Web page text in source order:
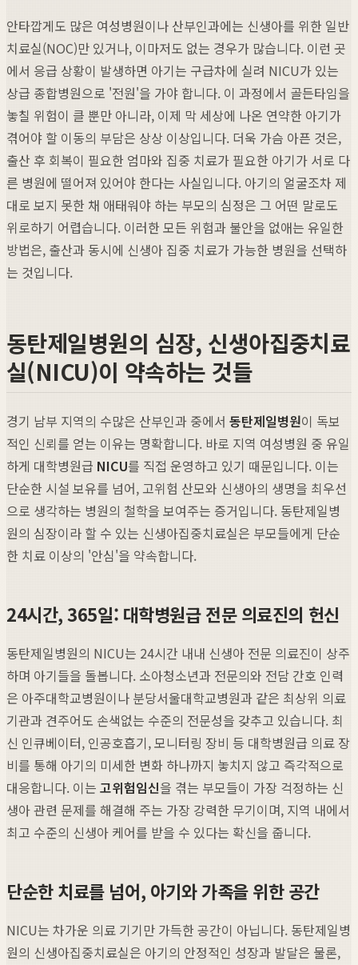
안타깝게도 많은 여성병원이나 산부인과에는 신생아를 위한 일반
치료실(NOC)만 있거나, 이마저도 없는 경우가 많습니다. 이런 곳
에서 응급 상황이 발생하면 아기는 구급차에 실려 NICU가 있는
상급 종합병원으로 '전원'을 가야 합니다. 이 과정에서 골든타임을
놓칠 위험이 클 뿐만 아니라, 이제 막 세상에 나온 연약한 아기가
겪어야 할 이동의 부담은 상상 이상입니다. 더욱 가슴 아픈 것은,
출산 후 회복이 필요한 엄마와 집중 치료가 필요한 아기가 서로 다
른 병원에 떨어져 있어야 한다는 사실입니다. 아기의 얼굴조차 제
대로 보지 못한 채 애태워야 하는 부모의 심정은 그 어떤 말로도
위로하기 어렵습니다. 이러한 모든 위험과 불안을 없애는 유일한
방법은, 출산과 동시에 신생아 집중 치료가 가능한 병원을 선택하
는 것입니다.
동탄제일병원의 심장, 신생아집중치료
실(NICU)이 약속하는 것들
경기 남부 지역의 수많은 산부인과 중에서 동탄제일병원이 독보
적인 신뢰를 얻는 이유는 명확합니다. 바로 지역 여성병원 중 유일
하게 대학병원급 NICU를 직접 운영하고 있기 때문입니다. 이는
단순한 시설 보유를 넘어, 고위험 산모와 신생아의 생명을 최우선
으로 생각하는 병원의 철학을 보여주는 증거입니다. 동탄제일병
원의 심장이라 할 수 있는 신생아집중치료실은 부모들에게 단순
한 치료 이상의 '안심'을 약속합니다.
24시간, 365일: 대학병원급 전문 의료진의 헌신
동탄제일병원의 NICU는 24시간 내내 신생아 전문 의료진이 상주
하며 아기들을 돌봅니다. 소아청소년과 전문의와 전담 간호 인력
은 아주대학교병원이나 분당서울대학교병원과 같은 최상위 의료
기관과 견주어도 손색없는 수준의 전문성을 갖추고 있습니다. 최
신 인큐베이터, 인공호흡기, 모니터링 장비 등 대학병원급 의료 장
비를 통해 아기의 미세한 변화 하나까지 놓치지 않고 즉각적으로
대응합니다. 이는 고위험임신을 겪는 부모들이 가장 걱정하는 신
생아 관련 문제를 해결해 주는 가장 강력한 무기이며, 지역 내에서
최고 수준의 신생아 케어를 받을 수 있다는 확신을 줍니다.
단순한 치료를 넘어, 아기와 가족을 위한 공간
NICU는 차가운 의료 기기만 가득한 공간이 아닙니다. 동탄제일병
원의 신생아집중치료실은 아기의 안정적인 성장과 발달은 물론,